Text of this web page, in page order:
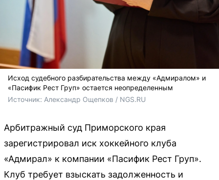
Исход судебного разбирательства между «Адмиралом» и
«Пасифик Рест Груп» остается неопределенным
Источник: Александр Ощепков / NGS.RU
Арбитражный суд Приморского края
зарегистрировал иск хоккейного клуба
«Адмирал» к компании «Пасифик Рест Груп».
Клуб требует взыскать задолженность и